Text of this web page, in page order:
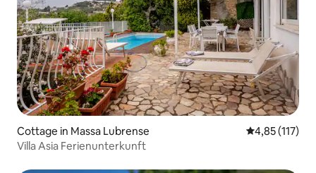
Cottage in Massa Lubrense
4,85 (117)
Villa Asia Ferienunterkunft